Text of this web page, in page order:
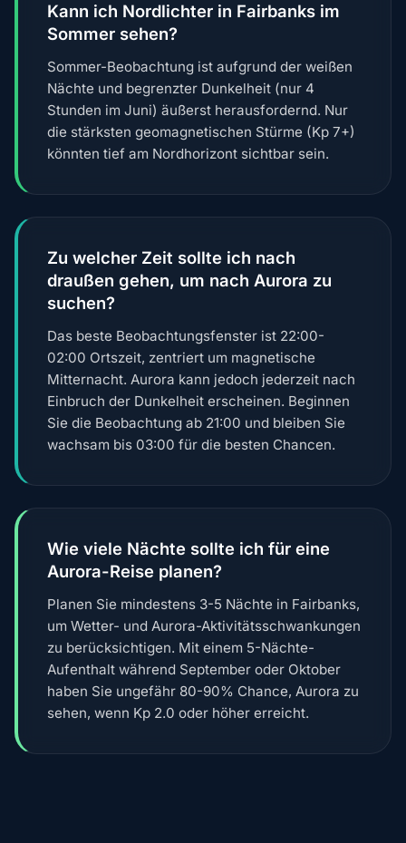
Kann ich Nordlichter in Fairbanks im
Sommer sehen?
Sommer-Beobachtung ist aufgrund der weißen
Nächte und begrenzter Dunkelheit (nur 4
Stunden im Juni) äußerst herausfordernd. Nur
die stärksten geomagnetischen Stürme (Kp 7+)
könnten tief am Nordhorizont sichtbar sein.
Zu welcher Zeit sollte ich nach
draußen gehen, um nach Aurora zu
suchen?
Das beste Beobachtungsfenster ist 22:00-
02:00 Ortszeit, zentriert um magnetische
Mitternacht. Aurora kann jedoch jederzeit nach
Einbruch der Dunkelheit erscheinen. Beginnen
Sie die Beobachtung ab 21:00 und bleiben Sie
wachsam bis 03:00 für die besten Chancen.
Wie viele Nächte sollte ich für eine
Aurora-Reise planen?
Planen Sie mindestens 3-5 Nächte in Fairbanks,
um Wetter- und Aurora-Aktivitätsschwankungen
zu berücksichtigen. Mit einem 5-Nächte-
Aufenthalt während September oder Oktober
haben Sie ungefähr 80-90% Chance, Aurora zu
sehen, wenn Kp 2.0 oder höher erreicht.